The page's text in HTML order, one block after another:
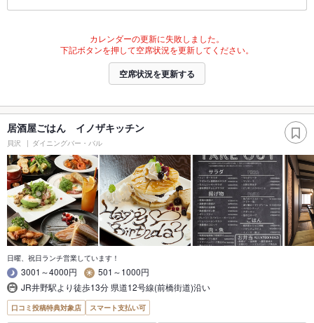
カレンダーの更新に失敗しました。
下記ボタンを押して空席状況を更新してください。
空席状況を更新する
居酒屋ごはん イノザキッチン
貝沢 ダイニングバー・バル
日曜、祝日ランチ営業しています！
3001～4000円
501～1000円
JR井野駅より徒歩13分 県道12号線(前橋街道)沿い
口コミ投稿特典対象店 スマート支払い可